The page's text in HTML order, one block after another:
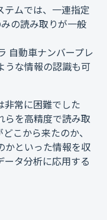
テムでは、一連指定
の読み取りが一般
自動車ナンバープレ
うな情報の認識も可
非常に困難でした
らを高精度で読み取
こから来たのか、
かといった情報を収
ータ分析に応用する